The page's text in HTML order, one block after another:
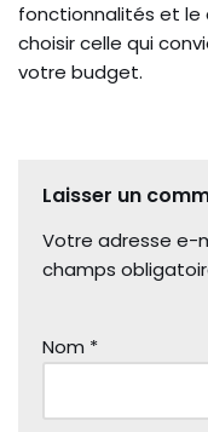
fonctionnalités et le
choisir celle qui
votre budget.
Laisser un
Votre adresse e-
champs
Nom *